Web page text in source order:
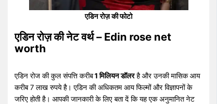
एडिन रोज़ की फोटो
एडिन रोज़ की नेट वर्थ – Edin rose net
worth
एडिन रोज की कुल संपत्ति करीब1 मिलियन डॉलरहै और उनकी मासिक आय
करीब 7 लाख रुपये है। एडिन की अधिकतम आय फिल्मों और विज्ञापनों के
जरिए होती है। आपकी जानकारी के लिए बता दें कि यह एक अनुमानित नेट